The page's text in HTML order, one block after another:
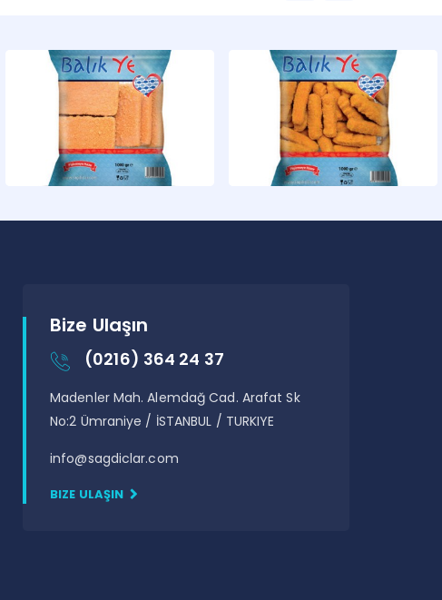
Bize Ulaşın
(0216) 364 24 37
Madenler Mah. Alemdağ Cad. Arafat Sk
No:2 Ümraniye / İSTANBUL / TURKIYE
info@sagdiclar.com
BIZE ULAŞIN